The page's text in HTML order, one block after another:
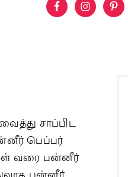
சாப்பிட
பெப்பர்
வரை பன்னீர்